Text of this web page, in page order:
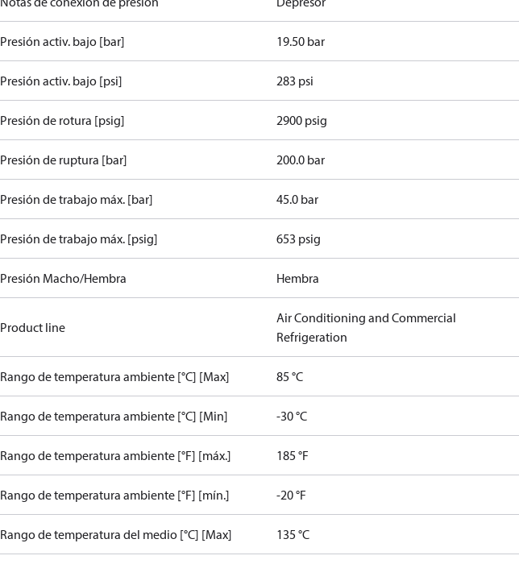
Presión activ. bajo [bar] 19.50 bar
Presión activ. bajo [psi] 283 psi
Presión de rotura [psig] 2900 psig
Presión de ruptura [bar] 200.0 bar
Presión de trabajo máx. [bar] 45.0 bar
Presión de trabajo máx. [psig] 653 psig
Presión Macho/Hembra Hembra
Product line
Air Conditioning and Commercial
Refrigeration
Rango de temperatura ambiente [°C] [Max] 85 °C
Rango de temperatura ambiente [°C] [Min] -30 °C
Rango de temperatura ambiente [°F] [máx.] 185 °F
Rango de temperatura ambiente [°F] [mín.] -20 °F
Rango de temperatura del medio [°C] [Max] 135 °C